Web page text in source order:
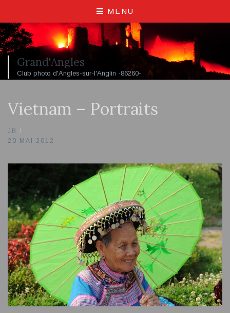
MENU
Grand'Angles
Club photo d'Angles-sur-l'Anglin -86260-
Vietnam – Portraits
JB
20 MAI 2012